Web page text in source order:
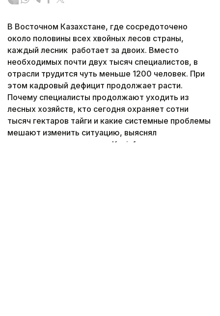
В Восточном Казахстане, где сосредоточено
около половины всех хвойных лесов страны,
каждый лесник работает за двоих. Вместо
необходимых почти двух тысяч специалистов, в
отрасли трудится чуть меньше 1200 человек. При
этом кадровый дефицит продолжает расти.
Почему специалисты продолжают уходить из
лесных хозяйств, кто сегодня охраняет сотни
тысяч гектаров тайги и какие системные проблемы
мешают изменить ситуацию, выяснял
корреспондент агентства Kazinform.